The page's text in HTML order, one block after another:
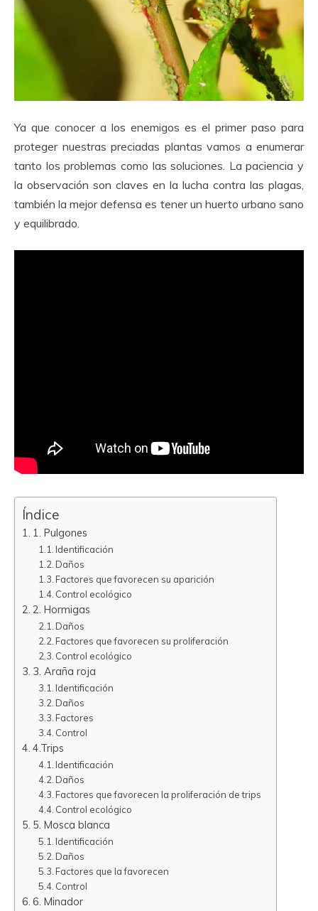
Ya que conocer a los enemigos es el primer paso para
proteger nuestras preciadas plantas vamos a enumerar
tanto los problemas como las soluciones. La paciencia y
la observación son claves en la lucha contra las plagas,
también la mejor defensa es tener un huerto urbano sano
y equilibrado.
Índice
1. Pulgones
Identificación
Daños
Factores que favorecen su aparición
Control ecológico
2. Hormigas
Daños
Factores que favorecen su proliferación
Control ecológico
3. Araña roja
Identificación
Daños
Factores
Control
4.Trips
Identificación
Daños
Factores que favorecen la proliferación de trips
Control ecológico
5. Mosca blanca
Identificación
Daños
Factores que la favorecen
Control
6. Minador